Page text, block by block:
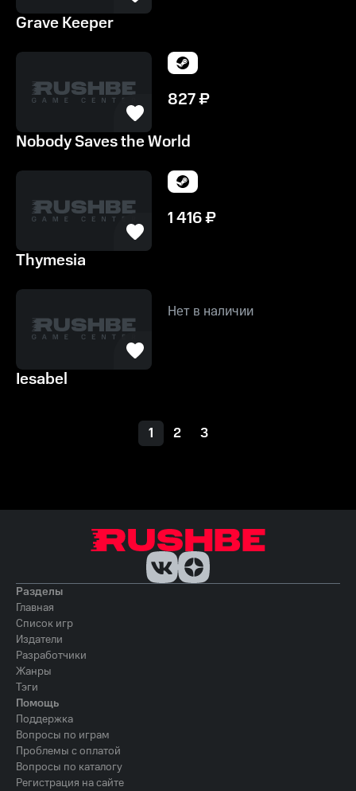
Grave Keeper
827₽
Nobody Saves the World
1 416₽
Thymesia
Нет в наличии
Iesabel
1 2 3
Разделы
Главная
Список игр
Издатели
Разработчики
Жанры
Тэги
Помощь
Поддержка
Вопросы по играм
Проблемы с оплатой
Вопросы по каталогу
Регистрация на сайте